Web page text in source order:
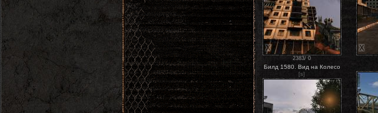
X
2383/0
X
Билд 1580. Вид на Колесо
[s]